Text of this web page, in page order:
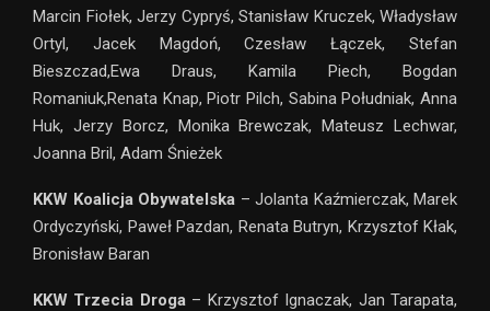
Marcin Fiołek, Jerzy Cypryś, Stanisław Kruczek, Władysław
Ortyl, Jacek Magdoń, Czesław Łączek, Stefan
Bieszczad,Ewa Draus, Kamila Piech, Bogdan
Romaniuk,Renata Knap, Piotr Pilch, Sabina Południak, Anna
Huk, Jerzy Borcz, Monika Brewczak, Mateusz Lechwar,
Joanna Bril, Adam Śnieżek
KKW Koalicja Obywatelska – Jolanta Kaźmierczak, Marek
Ordyczyński, Paweł Pazdan, Renata Butryn, Krzysztof Kłak,
Bronisław Baran
KKW Trzecia Droga– Krzysztof Ignaczak, Jan Tarapata,